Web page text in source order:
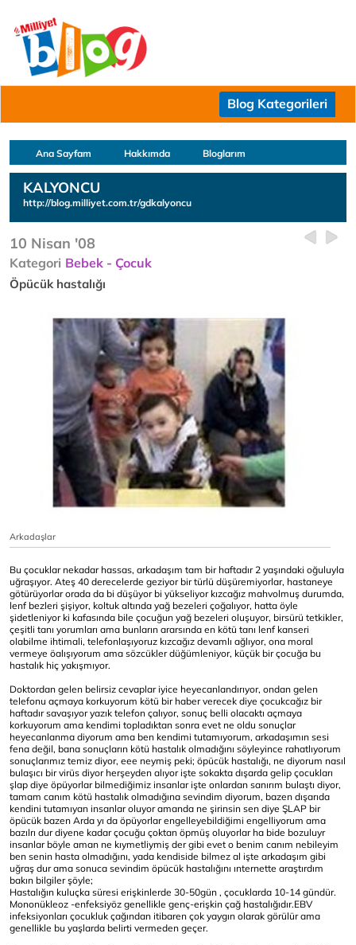
Blog Kategorileri
Ana Sayfam Hakkımda Bloglarım
KALYONCU
http://blog.milliyet.com.tr/gdkalyoncu
10 Nisan '08
Kategori Bebek - Çocuk
Öpücük hastalığı
Arkadaşlar
Bu çocuklar nekadar hassas, arkadaşım tam bir haftadır 2 yaşındaki oğuluyla
uğraşıyor. Ateş 40 derecelerde geziyor bir türlü düşüremiyorlar, hastaneye
götürüyorlar orada da bi düşüyor bi yükseliyor kızcağız mahvolmuş durumda,
lenf bezleri şişiyor, koltuk altında yağ bezeleri çoğalıyor, hatta öyle
şidetleniyor ki kafasında bile çocuğun yağ bezeleri oluşuyor, birsürü tetkikler,
çeşitli tanı yorumları ama bunların ararsında en kötü tanı lenf kanseri
olabilme ihtimali, telefonlaşıyoruz kızcağız devamlı ağlıyor, ona moral
vermeye öalışıyorum ama sözcükler düğümleniyor, küçük bir çocuğa bu
hastalık hiç yakışmıyor.
Doktordan gelen belirsiz cevaplar iyice heyecanlandırıyor, ondan gelen
telefonu açmaya korkuyorum kötü bir haber verecek diye çocukcağız bir
haftadır savaşıyor yazık telefon çalıyor, sonuç belli olacaktı açmaya
korkuyorum ama kendimi topladıktan sonra evet ne oldu sonuçlar
heyecanlanma diyorum ama ben kendimi tutamıyorum, arkadaşımın sesi
fena değil, bana sonuçların kötü hastalık olmadığını söyleyince rahatlıyorum
sonuçlarımız temiz diyor, eee neymiş peki; öpücük hastalığı, ne diyorum nasıl
bulaşıcı bir virüs diyor herşeyden alıyor işte sokakta dışarda gelip çocukları
şlap diye öpüyorlar bilmediğimiz insanlar işte onlardan sanırım bulaştı diyor,
tamam canım kötü hastalık olmadığına sevindim diyorum, bazen dışarıda
kendini tutamıyan insanlar oluyor amanda ne şirinsin sen diye ŞLAP bir
öpücük bazen Arda yı da öpüyorlar engelleyebildiğimi engelliyorum ama
bazılrı dur diyene kadar çocuğu çoktan öpmüş oluyorlar ha bide bozuluyr
insanlar böyle aman ne kıymetliymiş der gibi evet o benim canım nebileyim
ben senin hasta olmadığını, yada kendiside bilmez al işte arkadaşım gibi
uğraş dur ama sonuca sevindim öpücük hastalığını ınternette araştırdım
bakın bilgiler şöyle;
Hastalığın kuluçka süresi erişkinlerde 30-50gün , çocuklarda 10-14 gündür.
Mononükleoz -enfeksiyöz genellikle genç-erişkin çağ hastalığıdır.EBV
infeksiyonları çocukluk çağından itibaren çok yaygın olarak görülür ama
genellikle bu yaşlarda belirti vermeden geçer.